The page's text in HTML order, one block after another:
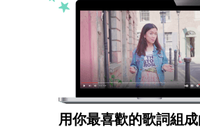
用你最喜歡的歌詞組